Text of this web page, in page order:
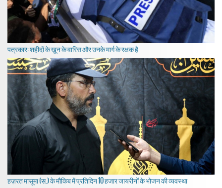
पत्रकार: शहीदों के ख़ून के वारिस और उनके मार्ग के रक्षक है
हज़रत मासूमा (स.) के मौकिब में प्रतिदिन 10 हजार जायरीनों के भोजन की व्यवस्था